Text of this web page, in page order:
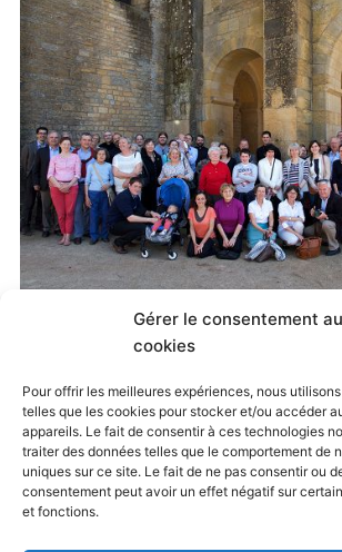
Gérer le consentement
cookies
Pour offrir les meilleures expériences, nous
telles que les cookies pour stocker et/ou accéder
appareils. Le fait de consentir à ces technologies
traiter des données telles que le comportement de
uniques sur ce site. Le fait de ne pas consentir ou
consentement peut avoir un effet négatif sur
et fonctions.
20 mai 2015
Jubilé Oratorien, Paray-le-Monial, 8-
comments and trackbacks are
← Previous